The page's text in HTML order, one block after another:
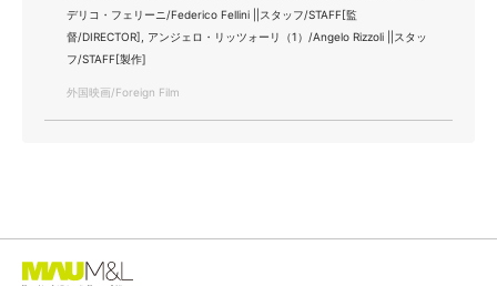
デリコ・フェリーニ/Federico Fellini ||スタッフ/STAFF[監
督/DIRECTOR], アンジェロ・リッツォーリ（1）/Angelo Rizzoli ||スタッ
フ/STAFF[製作]
外国映画/Foreign Film